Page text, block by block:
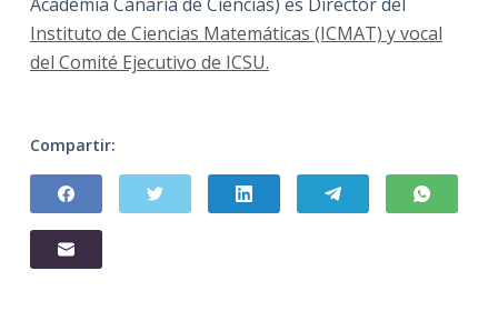
Instituto de Ciencias Matemáticas (ICMAT) y vocal
del Comité Ejecutivo de ICSU.
Compartir: